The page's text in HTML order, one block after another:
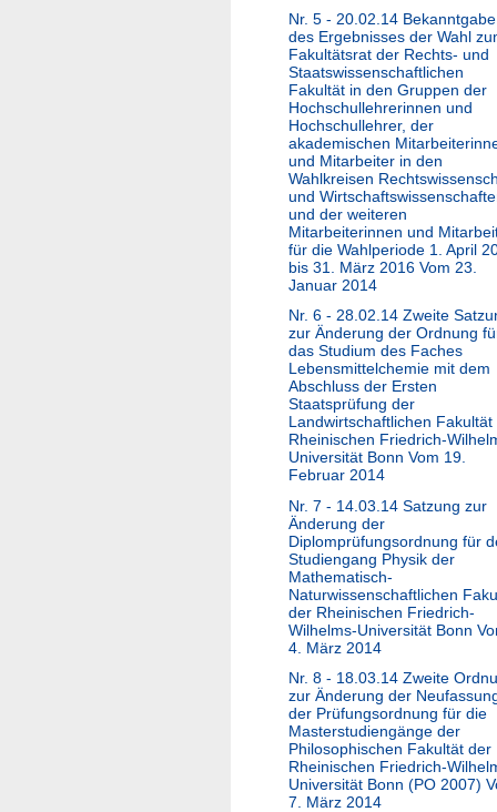
Nr. 5 - 20.02.14 Bekanntgabe
des Ergebnisses der Wahl
Fakultätsrat der Rechts- und
Staatswissenschaftlichen
Fakultät in den Gruppen der
Hochschullehrerinnen und
Hochschullehrer, der
akademischen
und Mitarbeiter in den
Wahlkreisen
und
und der weiteren
Mitarbeiterinnen und
für die Wahlperiode 1. April
bis 31. März 2016 Vom 23.
Januar 2014
Nr. 6 - 28.02.14 Zweite
zur Änderung der Ordnung
das Studium des Faches
Lebensmittelchemie mit dem
Abschluss der Ersten
Staatsprüfung der
Landwirtschaftlichen Fakultät
Rheinischen Friedrich-
Universität Bonn Vom 19.
Februar 2014
Nr. 7 - 14.03.14 Satzung zur
Änderung der
Diplomprüfungsordnung für
Studiengang Physik der
Mathematisch-
Naturwissenschaftlichen
der Rheinischen Friedrich-
Wilhelms-Universität Bonn
4. März 2014
Nr. 8 - 18.03.14 Zweite
zur Änderung der
der Prüfungsordnung für die
Masterstudiengänge der
Philosophischen Fakultät der
Rheinischen Friedrich-
Universität Bonn (PO 2007)
7. März 2014